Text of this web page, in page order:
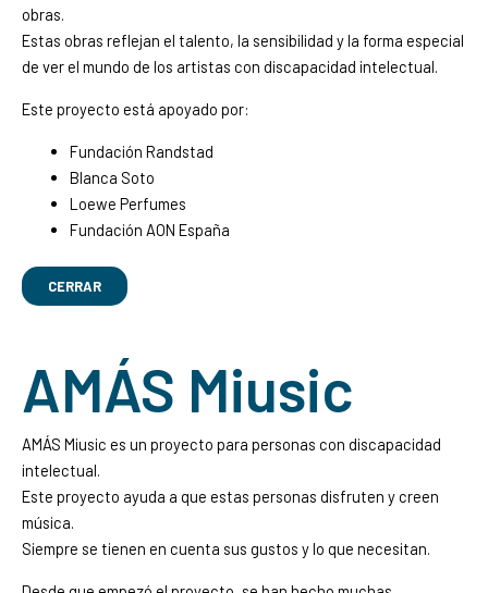
obras.
Estas obras reflejan el talento, la sensibilidad y la forma especial
de ver el mundo de los artistas con discapacidad intelectual.
Este proyecto está apoyado por:
Fundación Randstad
Blanca Soto
Loewe Perfumes
Fundación AON España
CERRAR
AMÁS Miusic
AMÁS Miusic es un proyecto para personas con discapacidad
intelectual.
Este proyecto ayuda a que estas personas disfruten y creen
música.
Siempre se tienen en cuenta sus gustos y lo que necesitan.